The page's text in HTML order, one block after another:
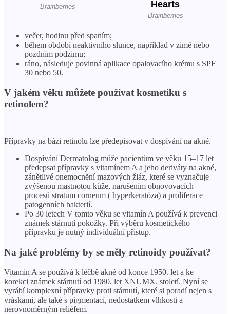
večer, hodinu před spaním;
během období neaktivního slunce, například v zimě nebo
pozdním podzimu;
ráno, následuje povinná aplikace opalovacího krému s SPF
30 nebo 50.
V jakém věku můžete používat kosmetiku s
retinolem?
Přípravky na bázi retinolu lze předepisovat v dospívání na akné.
Dospívání Dermatolog může pacientům ve věku 15–17 let
předepsat přípravky s vitamínem A a jeho deriváty na akné,
zánětlivé onemocnění mazových žláz, které se vyznačuje
zvýšenou mastnotou kůže, narušením obnovovacích
procesů stratum corneum ( hyperkeratóza) a proliferace
patogenních bakterií.
Po 30 letech V tomto věku se vitamín A používá k prevenci
známek stárnutí pokožky. Při výběru kosmetického
přípravku je nutný individuální přístup.
Na jaké problémy by se měly retinoidy používat?
Vitamin A se používá k léčbě akné od konce 1950. let a ke
korekci známek stárnutí od 1980. let XNUMX. století. Nyní se
vyrábí komplexní přípravky proti stárnutí, které si poradí nejen s
vráskami, ale také s pigmentací, nedostatkem vlhkosti a
nerovnoměrným reliéfem.